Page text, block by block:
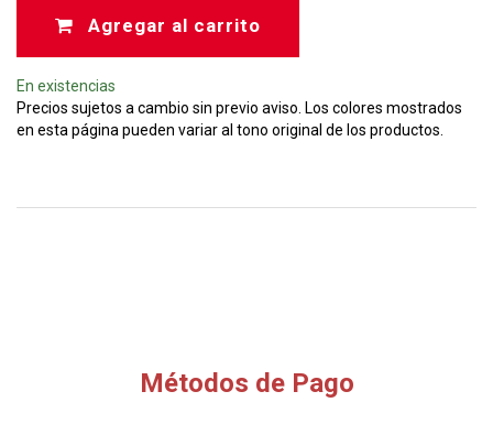
Agregar al carrito
En existencias
Precios sujetos a cambio sin previo aviso. Los colores mostrados
en esta página pueden variar al tono original de los productos.
Métodos de Pago